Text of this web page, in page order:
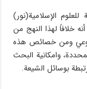
الإسلامية(نور)
خلافاً لهذا النهج من
ومن خصائص هذه
وامكانية البحث
بوسائل الشيعة.